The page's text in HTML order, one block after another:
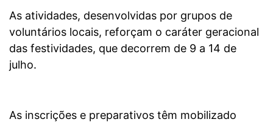
As atividades, desenvolvidas por grupos de
voluntários locais, reforçam o caráter geracional
das festividades, que decorrem de 9 a 14 de
julho.
As inscrições e preparativos têm mobilizado